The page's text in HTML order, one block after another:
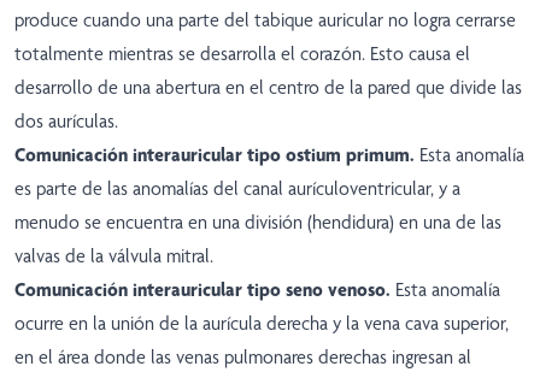
produce cuando una parte del tabique auricular no logra cerrarse
totalmente mientras se desarrolla el corazón. Esto causa el
desarrollo de una abertura en el centro de la pared que divide las
dos aurículas.
Comunicación interauricular tipo ostium primum. Esta anomalía
es parte de las anomalías del canal aurículoventricular, y a
menudo se encuentra en una división (hendidura) en una de las
valvas de la válvula mitral.
Comunicación interauricular tipo seno venoso. Esta anomalía
ocurre en la unión de la aurícula derecha y la vena cava superior,
en el área donde las venas pulmonares derechas ingresan al